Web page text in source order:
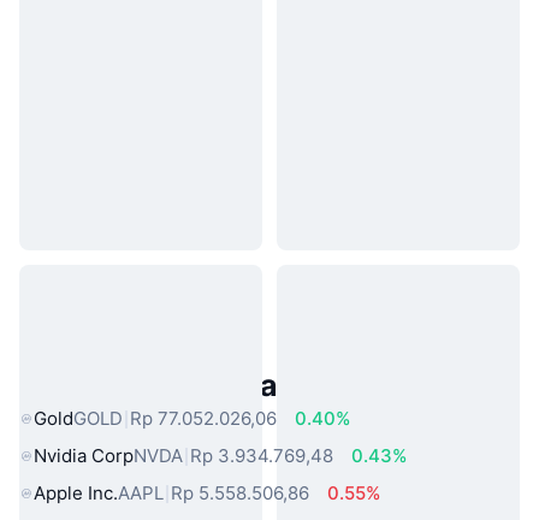
Aset Dunia Nyata Populer
GoldGOLD Rp 77.052.026,06
0.40%
Nvidia CorpNVDA Rp 3.934.769,48
0.43%
Apple Inc.AAPL Rp 5.558.506,86
0.55%